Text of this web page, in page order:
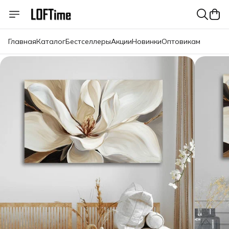
ГлавнаяКаталогБестселлерыАкцииНовинкиОптовикам